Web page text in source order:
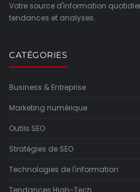
Votre source d'information
tendances et analyses.
CATÉGORIES
Business & Entreprise
Marketing numérique
Outils SEO
Stratégies de SEO
Technologies de l'information